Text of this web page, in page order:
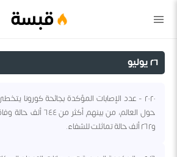
قبسة
٢٦ يوليو
حول العالم، من بينهم
و٢٦٢ ألف حالة تماثلت للشفاء.